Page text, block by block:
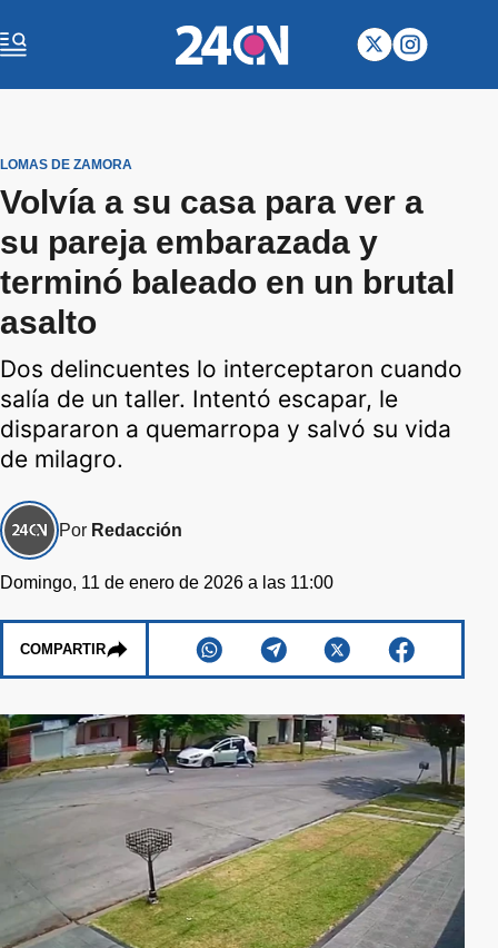
LOMAS DE ZAMORA
Volvía a su casa para ver a
su pareja embarazada y
terminó baleado en un brutal
asalto
Dos delincuentes lo interceptaron cuando
salía de un taller. Intentó escapar, le
dispararon a quemarropa y salvó su vida
de milagro.
Por Redacción
Domingo, 11 de enero de 2026 a las 11:00
COMPARTIR